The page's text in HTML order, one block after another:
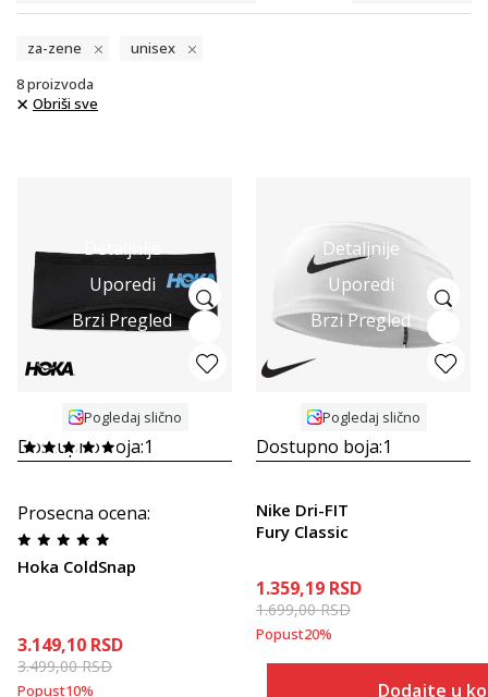
za-zene
unisex
8proizvoda
Obriši sve
Detaljnije
Uporedi
Brzi Pregled
Pogledaj slično
Dostupno boja:1
Prosecna ocena:
Hoka ColdSnap
3.149,10 RSD
3.499,00RSD
Popust10%
Detaljnije
Uporedi
Brzi Pregled
Pogledaj slično
Dostupno boja:1
Nike Dri-FIT
Fury Classic
1.359,19 RSD
1.699,00RSD
Popust20%
Dodajte u